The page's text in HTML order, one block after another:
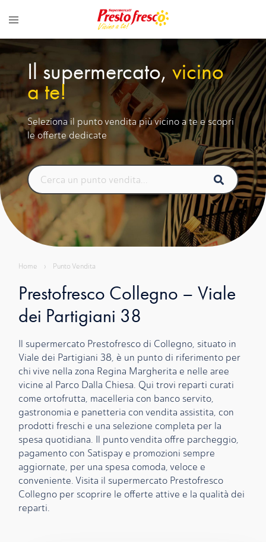
Home › Punto Vendita
Il supermercato, vicino
a te!
Seleziona il punto vendita più vicino a te e scopri
le offerte dedicate
Prestofresco Collegno – Viale
dei Partigiani 38
Il supermercato Prestofresco di Collegno, situato in
Viale dei Partigiani 38, è un punto di riferimento per
chi vive nella zona Regina Margherita e nelle aree
vicine al Parco Dalla Chiesa. Qui trovi reparti curati
come ortofrutta, macelleria con banco servito,
gastronomia e panetteria con vendita assistita, con
prodotti freschi e una selezione completa per la
spesa quotidiana. Il punto vendita offre parcheggio,
pagamento con Satispay e promozioni sempre
aggiornate, per una spesa comoda, veloce e
conveniente. Visita il supermercato Prestofresco
Collegno per scoprire le offerte attive e la qualità dei
reparti.